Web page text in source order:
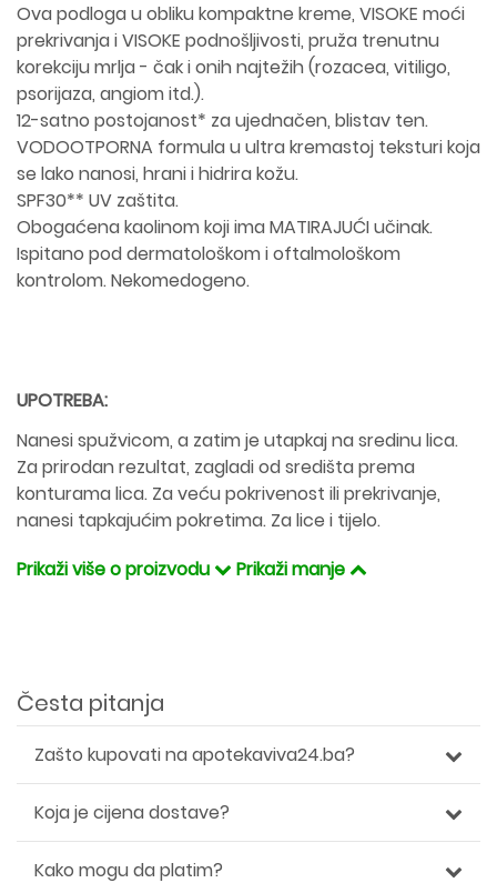
Ova podloga u obliku kompaktne kreme, VISOKE moći
prekrivanja i VISOKE podnošljivosti, pruža trenutnu
korekciju mrlja - čak i onih najtežih (rozacea, vitiligo,
psorijaza, angiom itd.).
12-satno postojanost* za ujednačen, blistav ten.
VODOOTPORNA formula u ultra kremastoj teksturi koja
se lako nanosi, hrani i hidrira kožu.
SPF30** UV zaštita.
Obogaćena kaolinom koji ima MATIRAJUĆI učinak.
Ispitano pod dermatološkom i oftalmološkom
kontrolom. Nekomedogeno.
UPOTREBA:
Nanesi spužvicom, a zatim je utapkaj na sredinu lica.
Za prirodan rezultat, zagladi od središta prema
konturama lica. Za veću pokrivenost ili prekrivanje,
nanesi tapkajućim pokretima. Za lice i tijelo.
Prikaži više o proizvodu
Prikaži manje
Česta pitanja
Zašto kupovati na apotekaviva24.ba?
Koja je cijena dostave?
Kako mogu da platim?